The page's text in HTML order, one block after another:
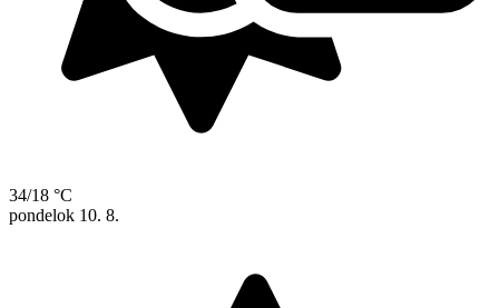
34/18 °C
pondelok 10. 8.